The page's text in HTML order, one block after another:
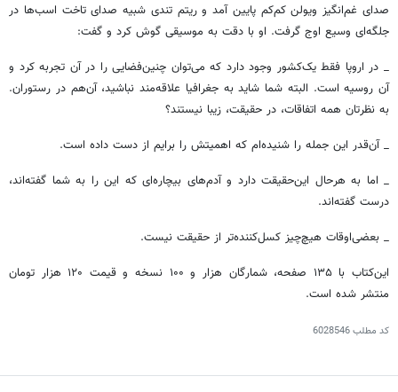
صدای غم‌انگیز ویولن کم‌کم پایین آمد و ریتم تندی شبیه صدای تاخت اسب‌ها در
جلگه‌ای وسیع اوج گرفت. او با دقت به موسیقی گوش کرد و گفت:
_ در اروپا فقط یک‌کشور وجود دارد که می‌توان چنین‌فضایی را در آن تجربه کرد و
آن روسیه است. البته شما شاید به جغرافیا علاقه‌مند نباشید، آن‌هم در رستوران.
به نظرتان همه اتفاقات، در حقیقت، زیبا نیستند؟
_‌ آن‌قدر این جمله را شنیده‌ام که اهمیتش را برایم از دست داده است.
_ اما به هرحال این‌حقیقت دارد و آدم‌های بیچاره‌ای که این را به شما گفته‌اند،
درست گفته‌اند.
_ بعضی‌اوقات هیچ‌چیز کسل‌کننده‌تر از حقیقت نیست.
این‌کتاب با ۱۳۵ صفحه، شمارگان هزار و ۱۰۰ نسخه و قیمت ۱۲۰ هزار تومان
منتشر شده است.
کد مطلب6028546